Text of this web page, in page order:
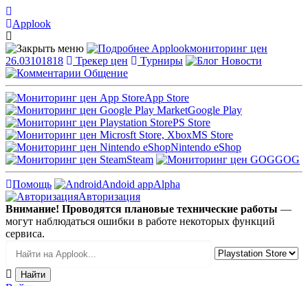
Applook
Applookмониторинг цен
26.03101818
Трекер цен Турниры
Новости
Общение
App Store
Google Play
PS Store
MS Store
Nintendo eShop
Steam
GOG
Помощь Andoid appAlpha
Авторизация
Внимание! Проводятся плановые технические работы —
могут наблюдаться ошибки в работе некоторых функций
сервиса.